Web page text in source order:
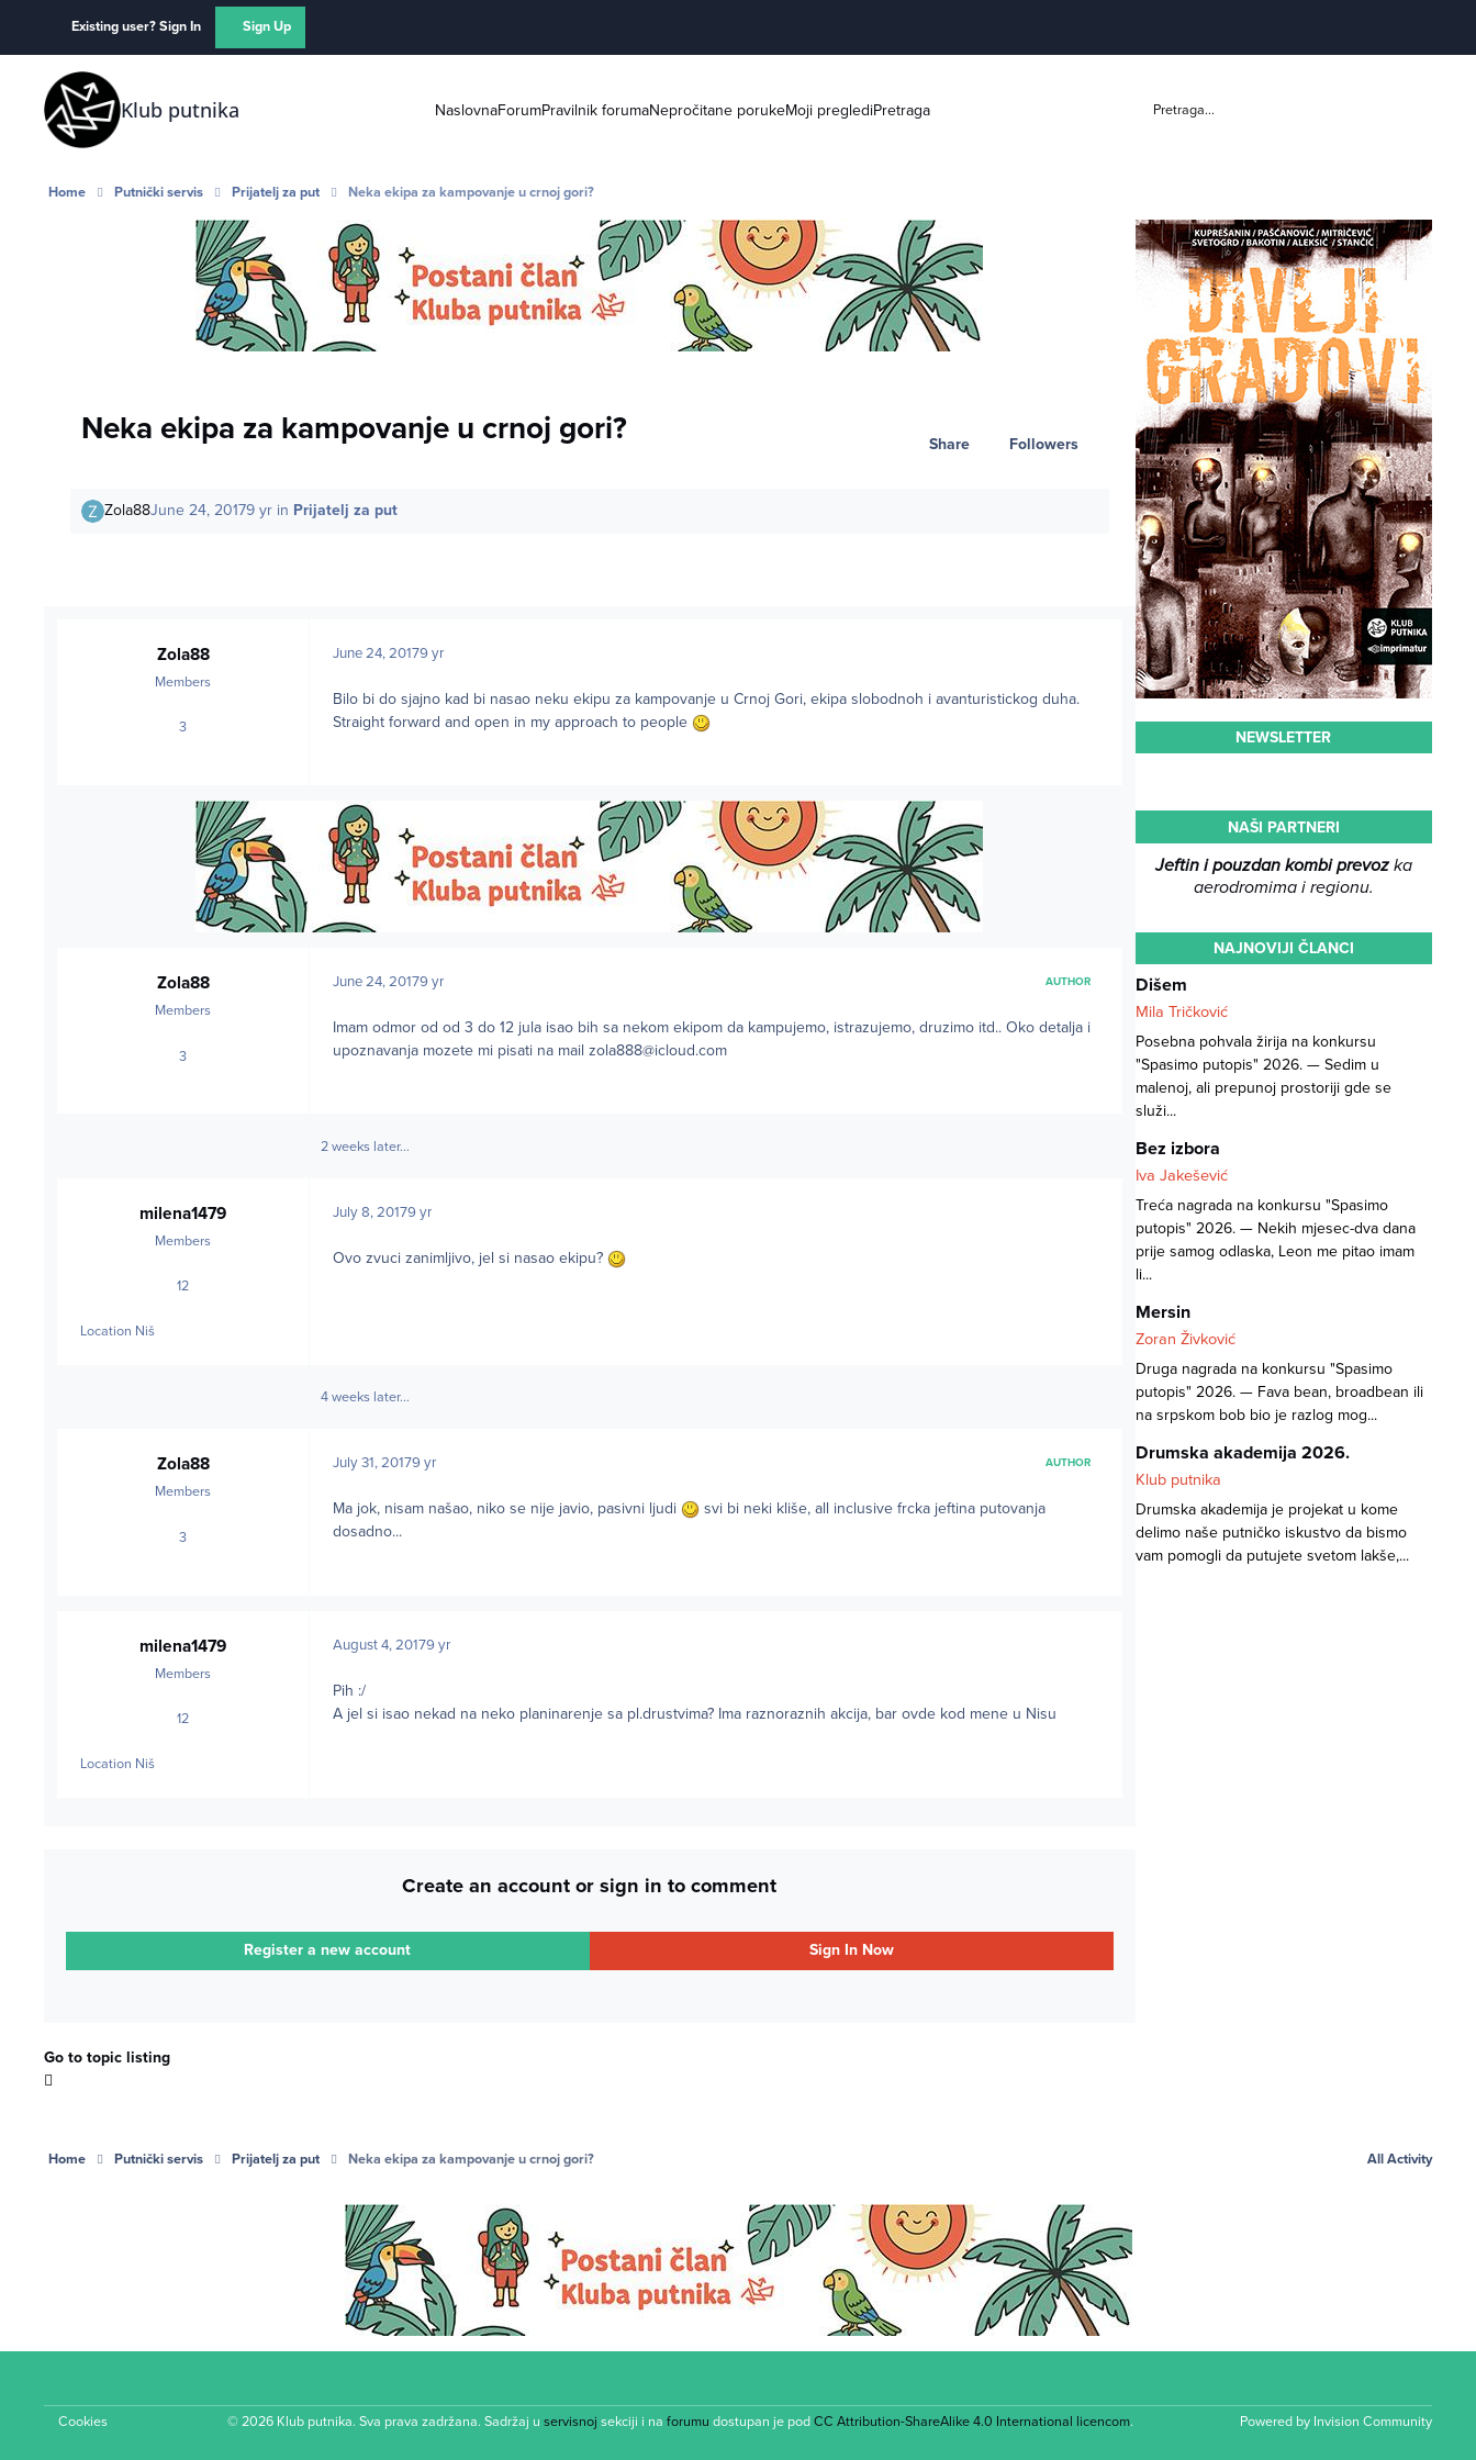
Existing user? Sign In Sign Up
Klub putnika NaslovnaForumPravilnik forumaNepročitane porukeMoji preglediPretraga Pretraga...
Home Putnički servis Prijatelj za put Neka ekipa za kampovanje u crnoj gori?
Neka ekipa za kampovanje u crnoj gori? Share Followers
Zola88June 24, 20179 yrin Prijatelj za put
Zola88
Members
3posts
June 24, 20179 yr
Bilo bi do sjajno kad bi nasao neku ekipu za kampovanje u Crnoj Gori, ekipa slobodnoh i avanturistickog duha.
Straight forward and open in my approach to people
Zola88
Members
3posts
June 24, 20179 yr AUTHOR
Imam odmor od od 3 do 12 jula isao bih sa nekom ekipom da kampujemo, istrazujemo, druzimo itd.. Oko detalja i
upoznavanja mozete mi pisati na mail zola888@icloud.com
2 weeks later...
milena1479
Members
12posts
Location Niš
July 8, 20179 yr
Ovo zvuci zanimljivo, jel si nasao ekipu?
4 weeks later...
Zola88
Members
3posts
July 31, 20179 yr AUTHOR
Ma jok, nisam našao, niko se nije javio, pasivni ljudi
svi bi neki kliše, all inclusive frcka jeftina putovanja
dosadno...
milena1479
Members
12posts
Location Niš
August 4, 20179 yr
Pih :/
A jel si isao nekad na neko planinarenje sa pl.drustvima? Ima raznoraznih akcija, bar ovde kod mene u Nisu
Create an account or sign in to comment
Register a new account Sign In Now
Go to topic listing
NEWSLETTER
NAŠI PARTNERI
Jeftin i pouzdan kombi prevozka
aerodromima i regionu.
NAJNOVIJI ČLANCI
Dišem
Mila Tričković
Posebna pohvala žirija na konkursu
"Spasimo putopis" 2026. — Sedim u
malenoj, ali prepunoj prostoriji gde se
služi...
Bez izbora
Iva Jakešević
Treća nagrada na konkursu "Spasimo
putopis" 2026. — Nekih mjesec-dva dana
prije samog odlaska, Leon me pitao imam
li...
Mersin
Zoran Živković
Druga nagrada na konkursu "Spasimo
putopis" 2026. — Fava bean, broadbean ili
na srpskom bob bio je razlog mog...
Drumska akademija 2026.
Klub putnika
Drumska akademija je projekat u kome
delimo naše putničko iskustvo da bismo
vam pomogli da putujete svetom lakše,...
Home Putnički servis Prijatelj za put Neka ekipa za kampovanje u crnoj gori? All Activity
Cookies © 2026 Klub putnika. Sva prava zadržana. Sadržaj uservisnoj sekciji i naforumu dostupan je podCC Attribution-ShareAlike 4.0 International licencom. Powered by Invision Community